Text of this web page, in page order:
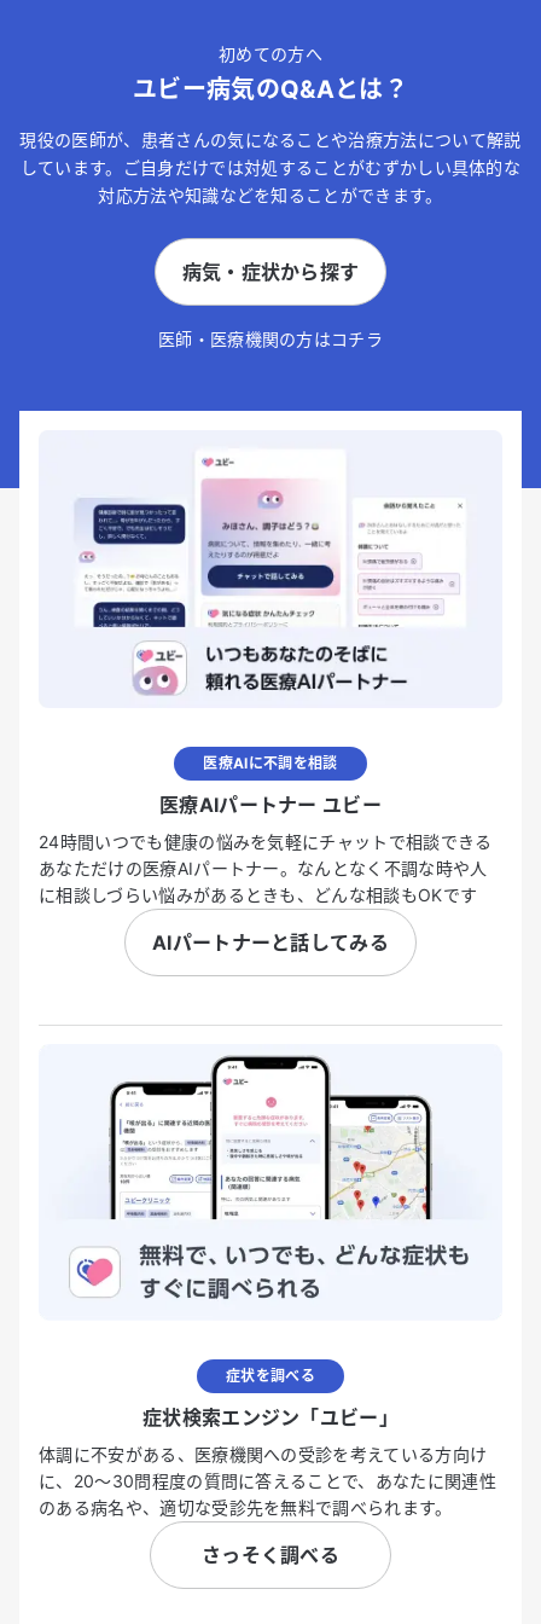
初めての方へ
ユビー病気のQ&Aとは？
現役の医師が、患者さんの気になることや治療方法について解説
しています。ご自身だけでは対処することがむずかしい具体的な
対応方法や知識などを知ることができます。
病気・症状から探す
医師・医療機関の方はコチラ
医療AIに不調を相談
医療AIパートナー ユビー
24時間いつでも健康の悩みを気軽にチャットで相談できる
あなただけの医療AIパートナー。なんとなく不調な時や人
に相談しづらい悩みがあるときも、どんな相談もOKです
AIパートナーと話してみる
症状を調べる
症状検索エンジン「ユビー」
体調に不安がある、医療機関への受診を考えている方向け
に、20〜30問程度の質問に答えることで、あなたに関連性
のある病名や、適切な受診先を無料で調べられます。
さっそく調べる